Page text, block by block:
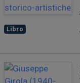
Libro